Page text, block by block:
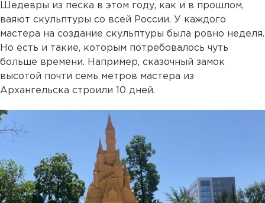
Шедевры из песка в этом году, как и в прошлом,
ваяют скульптуры со всей России. У каждого
мастера на создание скульптуры была ровно неделя.
Но есть и такие, которым потребовалось чуть
больше времени. Например, сказочный замок
высотой почти семь метров мастера из
Архангельска строили 10 дней.